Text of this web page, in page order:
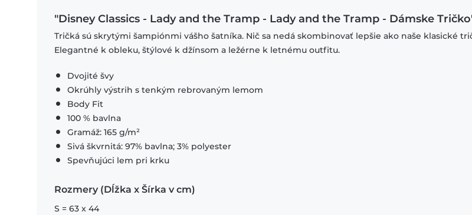
"Disney Classics - Lady and the Tramp - Lady and the Tramp - Dámske
Tričká sú skrytými šampiónmi vášho šatníka. Nič sa nedá skombinovať lepšie ako naše klasické
Elegantné k obleku, štýlové k džínsom a ležérne k letnému outfitu.
Dvojité švy
Okrúhly výstrih s tenkým rebrovaným lemom
Body Fit
100 % bavlna
Gramáž: 165 g/m²
Sivá škvrnitá: 97% bavlna; 3% polyester
Spevňujúci lem pri krku
Rozmery (Dĺžka x Šírka v cm)
S = 63 x 44